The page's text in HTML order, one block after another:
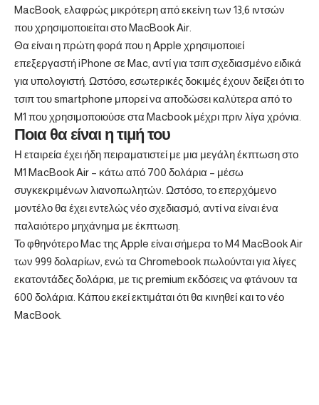
MacBook, ελαφρώς μικρότερη από εκείνη των 13,6 ιντσών
που χρησιμοποιείται στο MacBook Air.
Θα είναι η πρώτη φορά που η Apple χρησιμοποιεί
επεξεργαστή iPhone σε Mac, αντί για τσιπ σχεδιασμένο ειδικά
για υπολογιστή. Ωστόσο, εσωτερικές δοκιμές έχουν δείξει ότι το
τσιπ του smartphone μπορεί να αποδώσει καλύτερα από το
M1 που χρησιμοποιούσε στα Macbook μέχρι πριν λίγα χρόνια.
Ποια θα είναι η τιμή του
Η εταιρεία έχει ήδη πειραματιστεί με μια μεγάλη έκπτωση στο
M1 MacBook Air – κάτω από 700 δολάρια – μέσω
συγκεκριμένων λιανοπωλητών. Ωστόσο, το επερχόμενο
μοντέλο θα έχει εντελώς νέο σχεδιασμό, αντί να είναι ένα
παλαιότερο μηχάνημα με έκπτωση.
Το φθηνότερο Mac της Apple είναι σήμερα το M4 MacBook Air
των 999 δολαρίων, ενώ τα Chromebook πωλούνται για λίγες
εκατοντάδες δολάρια, με τις premium εκδόσεις να φτάνουν τα
600 δολάρια. Κάπου εκεί εκτιμάται ότι θα κινηθεί και το νέο
MacBook.